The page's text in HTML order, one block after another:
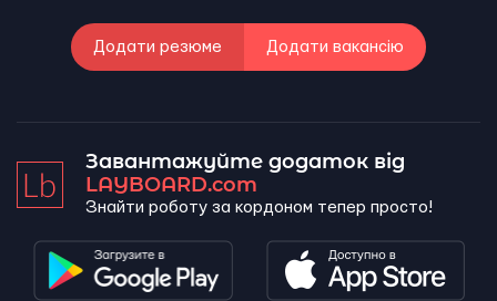
Додати резюме Додати вакансію
Завантажуйте додаток від
LAYBOARD.com
Знайти роботу за кордоном тепер просто!